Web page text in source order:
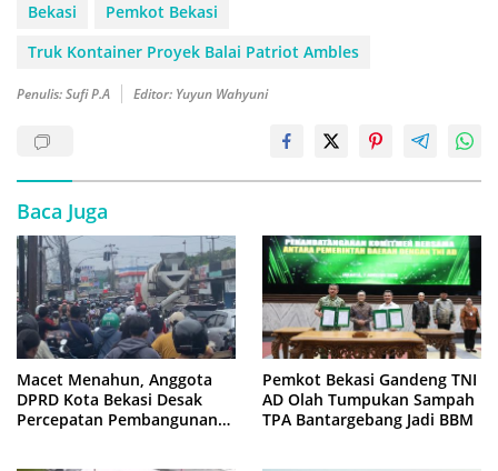
Bekasi
Pemkot Bekasi
Truk Kontainer Proyek Balai Patriot Ambles
Penulis: Sufi P.A Editor: Yuyun Wahyuni
Baca Juga
Macet Menahun, Anggota
DPRD Kota Bekasi Desak
Percepatan Pembangunan
Pemkot Bekasi Gandeng TNI
AD Olah Tumpukan Sampah
TPA Bantargebang Jadi BBM